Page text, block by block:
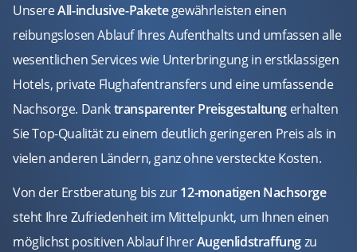
UnsereAll-inclusive-Paketegewährleisten einen
reibungslosen Ablauf Ihres Aufenthalts und umfassen alle
wesentlichen Services wie Unterbringung in erstklassigen
Hotels, private Flughafentransfers und eine umfassende
Nachsorge. Danktransparenter Preisgestaltung erhalten
Sie Top-Qualität zu einem deutlich geringeren Preis als in
vielen anderen Ländern, ganz ohne versteckte Kosten.
Von der Erstberatung bis zur12-monatigen Nachsorge
steht Ihre Zufriedenheit im Mittelpunkt, um Ihnen einen
möglichst positiven Ablauf IhrerAugenlidstraffungzu